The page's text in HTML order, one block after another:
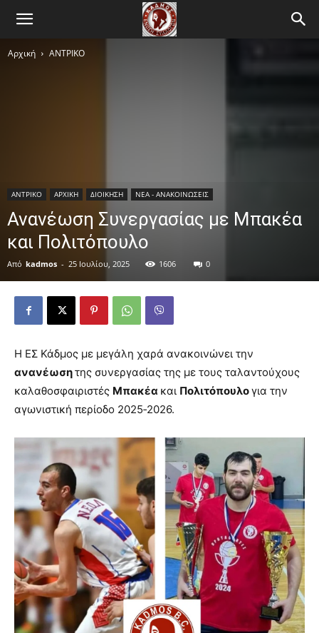
Αρχική ΑΝTΡΙΚΟ
ΑΝTΡΙΚΟ ΑΡΧΙΚΗ ΔΙΟΙΚΗΣΗ ΝΕΑ - ΑΝΑΚΟΙΝΩΣΕΙΣ
Ανανέωση Συνεργασίας με Μπακέα
και Πολιτόπουλο
Από kadmos - 25 Ιουλίου, 2025 1606 0
Η ΕΣ Κάδμος με μεγάλη χαρά ανακοινώνει την
ανανέωσητης συνεργασίας της με τους ταλαντούχους
καλαθοσφαιριστές Μπακέα και Πολιτόπουλογια την
αγωνιστική περίοδο 2025‑2026.